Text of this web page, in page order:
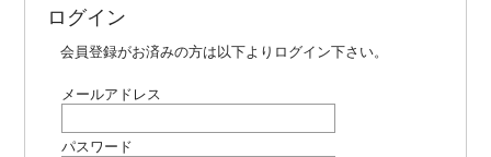
ログイン
会員登録がお済みの方は以下よりログイン下さい。
メールアドレス
パスワード